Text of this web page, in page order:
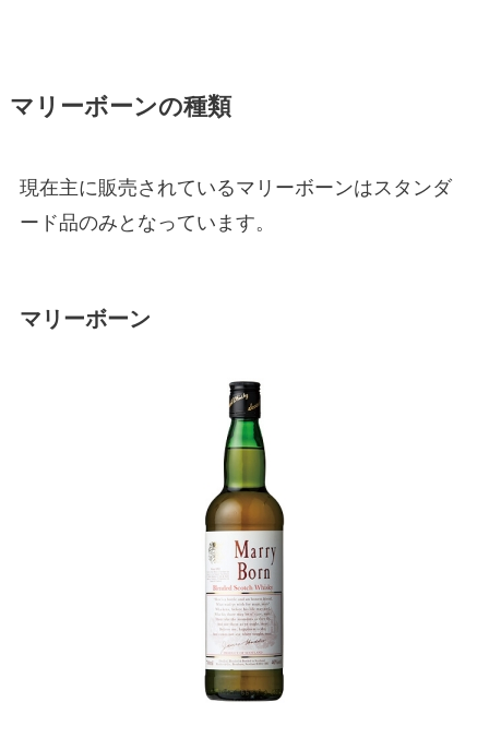
マリーボーンの種類
現在主に販売されているマリーボーンはスタンダ
ード品のみとなっています。
マリーボーン